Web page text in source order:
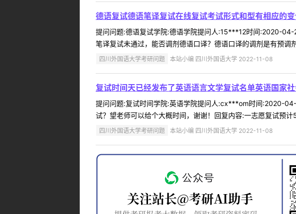
德语复试德语笔译复试在线复试考试形式和型有相应的
提问问题:德语复试学院:德语学院提问人:15***12时间:2020-
笔译复试未通过，能否调剂德语口译？德语口译的调剂是有预
四川外国语大学考研问题 本站小编 四川外国语大学 2022-11-08
复试时间天已经发布了英语语言文学复试名单英语国家
提问问题:复试时间学院:英语学院提问人:cx***om时间:2020-
试？望老师可以给个大概时间，谢谢！回复内容:一志愿复试预
四川外国语大学考研问题 本站小编 四川外国语大学 2022-11-08